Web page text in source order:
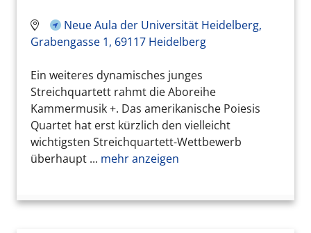
Neue Aula der Universität Heidelberg,
Grabengasse 1, 69117 Heidelberg
Ein weiteres dynamisches junges
Streichquartett rahmt die Aboreihe
Kammermusik +. Das amerikanische Poiesis
Quartet hat erst kürzlich den vielleicht
wichtigsten Streichquartett-Wettbewerb
überhaupt ... mehr anzeigen